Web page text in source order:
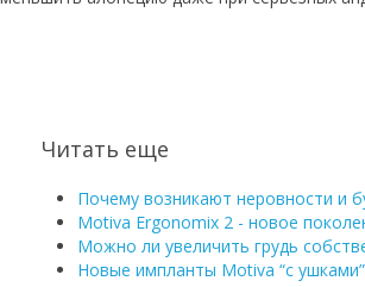
Читать еще
Почему возникают неровности и
Motiva Ergonomix 2 - новое
Можно ли увеличить грудь
Новые импланты Motiva “с